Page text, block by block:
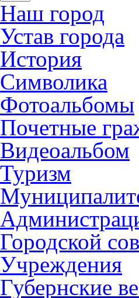
Наш город
Устав города
История
Символика
Фотоальбомы
Почетные
Видеоальбом
Туризм
Городской
Учреждения
Губернские